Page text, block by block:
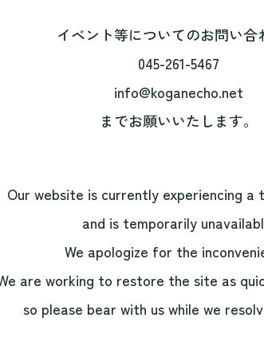
イベント等についてのお問い合
045-261-5467
info@koganecho.net
までお願いいたします。
Our website is currently experiencing a
and is temporarily
We apologize for the
are working to restore the site as
so please bear with us while we